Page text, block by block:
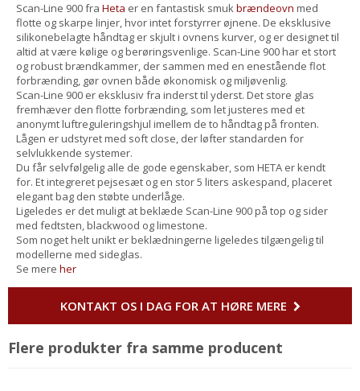
Scan-Line 900 fra Heta er en fantastisk smukbrændeovn med
flotte og skarpe linjer, hvor intet forstyrrer øjnene. De eksklusive
silikonebelagte håndtag er skjult i ovnens kurver, og er designet til
altid at være kølige og berøringsvenlige. Scan-Line 900 har et stort
og robust brændkammer, der sammen med en enestående flot
forbrænding, gør ovnen både økonomisk og miljøvenlig.
Scan-Line 900 er eksklusiv fra inderst til yderst. Det store glas
fremhæver den flotte forbrænding, som let justeres med et
anonymt luftreguleringshjul imellem de to håndtag på fronten.
Lågen er udstyret med soft close, der løfter standarden for
selvlukkende systemer.
Du får selvfølgelig alle de gode egenskaber, som HETA er kendt
for. Et integreret pejsesæt og en stor 5 liters askespand, placeret
elegant bag den støbte underlåge.
Ligeledes er det muligt at beklæde Scan-Line 900 på top og sider
med fedtsten, blackwood og limestone.
Som noget helt unikt er beklædningerne ligeledes tilgængelig til
modellerne med sideglas.
Se mere her
KONTAKT OS I DAG FOR AT HØRE MERE
Flere produkter fra samme producent